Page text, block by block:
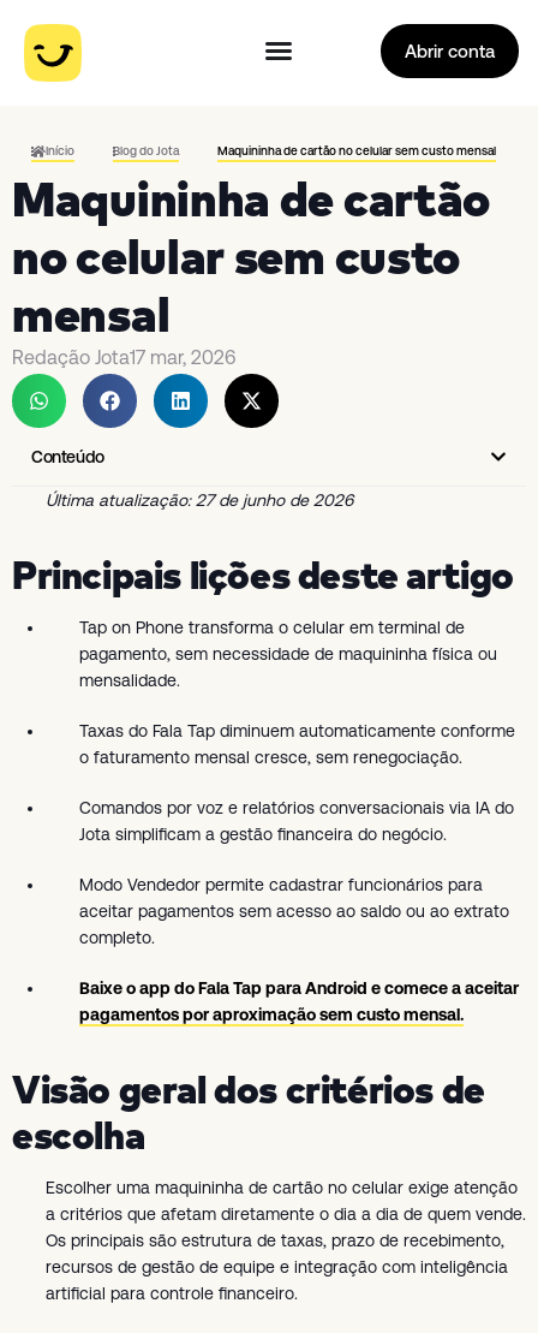
Abrir conta
Início Blog do Jota Maquininha de cartão no celular sem custo mensal
Maquininha de cartão
no celular sem custo
mensal
Redação Jota17 mar, 2026
Conteúdo
Última atualização: 27 de junho de 2026
Principais lições deste artigo
Tap on Phone transforma o celular em terminal de
pagamento, sem necessidade de maquininha física ou
mensalidade.
Taxas do Fala Tap diminuem automaticamente conforme
o faturamento mensal cresce, sem renegociação.
Comandos por voz e relatórios conversacionais via IA do
Jota simplificam a gestão financeira do negócio.
Modo Vendedor permite cadastrar funcionários para
aceitar pagamentos sem acesso ao saldo ou ao extrato
completo.
Baixe o app do Fala Tap para Android e comece a aceitar
pagamentos por aproximação sem custo mensal.
Visão geral dos critérios de
escolha
Escolher uma maquininha de cartão no celular exige atenção
a critérios que afetam diretamente o dia a dia de quem vende.
Os principais são estrutura de taxas, prazo de recebimento,
recursos de gestão de equipe e integração com inteligência
artificial para controle financeiro.